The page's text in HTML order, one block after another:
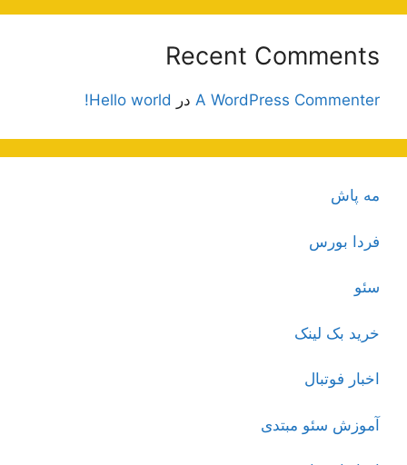
Recent Comments
A WordPress Commenter در Hello world!
مه پاش
فردا بورس
سئو
خرید بک لینک
اخبار فوتبال
آموزش سئو مبتدی